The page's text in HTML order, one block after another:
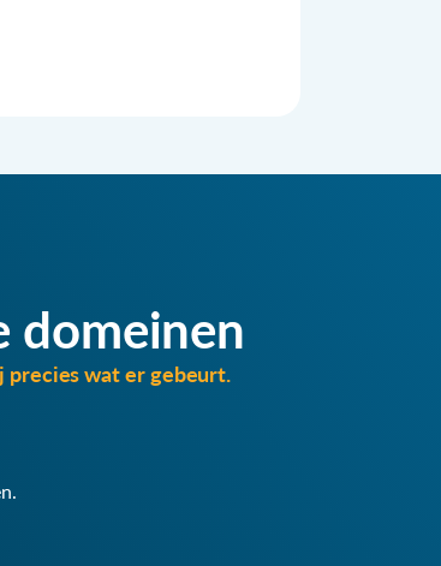
domeinen
precies wat er gebeurt.